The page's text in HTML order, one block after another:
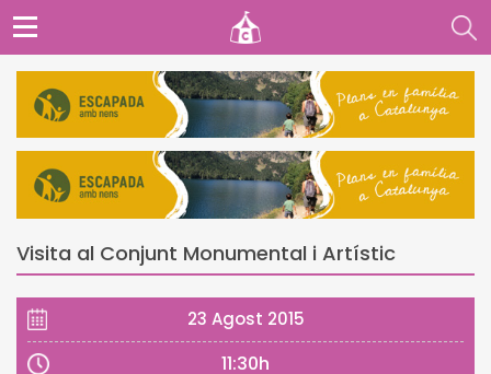
Visita al Conjunt Monumental i Artístic
23 Agost 2015
11:30h